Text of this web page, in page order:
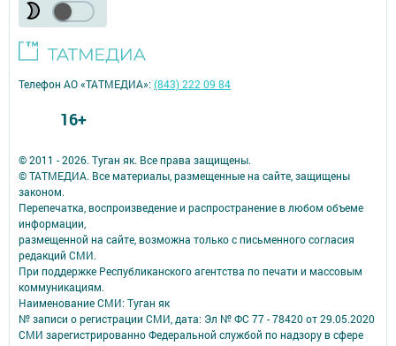
© 2011 - 2026. Туган як. Все права защищены.
© ТАТМЕДИА. Все материалы, размещенные на сайте, защищены
законом.
Перепечатка, воспроизведение и распространение в любом объеме
информации,
размещенной на сайте, возможна только с письменного согласия
редакций СМИ.
При поддержке Республиканского агентства по печати и массовым
коммуникациям.
Наименование СМИ: Туган як
№ записи о регистрации СМИ, дата: Эл № ФС 77 - 78420 от 29.05.2020
СМИ зарегистрированно Федеральной службой по надзору в сфере
Телефон АО «ТАТМЕДИА»:(843) 222 09 84
16+